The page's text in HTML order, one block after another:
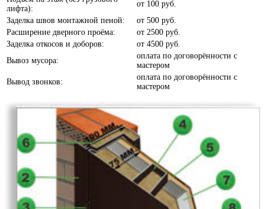
Белое дерево
Белый шелк
лифта):
от 100 руб.
Заделка швов монтажной пеной:
от 500 руб.
Расширение дверного проёма:
от 2500 руб.
Заделка откосов и доборов:
от 4500 руб.
Вывоз мусора:
оплата по договорённости с
мастером
Вывод звонков:
оплата по договорённости с
мастером